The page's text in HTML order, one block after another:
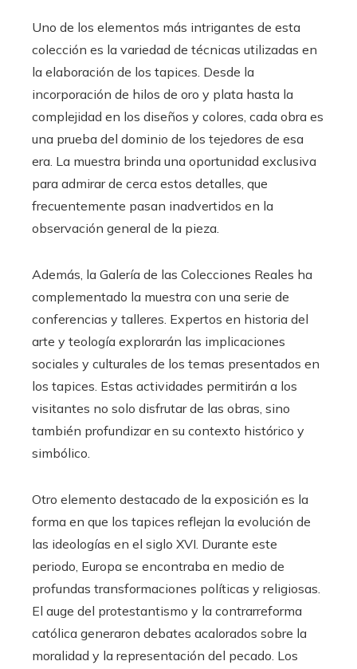
Uno de los elementos más intrigantes de esta
colección es la variedad de técnicas utilizadas en
la elaboración de los tapices. Desde la
incorporación de hilos de oro y plata hasta la
complejidad en los diseños y colores, cada obra es
una prueba del dominio de los tejedores de esa
era. La muestra brinda una oportunidad exclusiva
para admirar de cerca estos detalles, que
frecuentemente pasan inadvertidos en la
observación general de la pieza.
Además, la Galería de las Colecciones Reales ha
complementado la muestra con una serie de
conferencias y talleres. Expertos en historia del
arte y teología explorarán las implicaciones
sociales y culturales de los temas presentados en
los tapices. Estas actividades permitirán a los
visitantes no solo disfrutar de las obras, sino
también profundizar en su contexto histórico y
simbólico.
Otro elemento destacado de la exposición es la
forma en que los tapices reflejan la evolución de
las ideologías en el siglo XVI. Durante este
periodo, Europa se encontraba en medio de
profundas transformaciones políticas y religiosas.
El auge del protestantismo y la contrarreforma
católica generaron debates acalorados sobre la
moralidad y la representación del pecado. Los